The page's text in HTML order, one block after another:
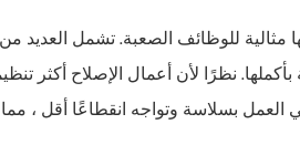
للوظائف الصعبة. تشمل العديد
نظرًا لأن أعمال الإصلاح أكثر